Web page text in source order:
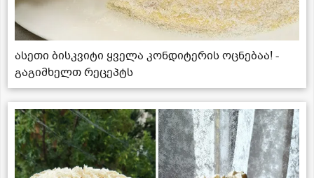
ასეთი ბისკვიტი ყველა კონდიტერის ოცნებაა! -
გაგიმხელთ რეცეპტს